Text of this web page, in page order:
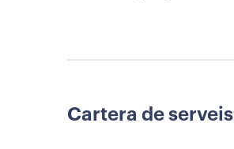
Cartera de serveis